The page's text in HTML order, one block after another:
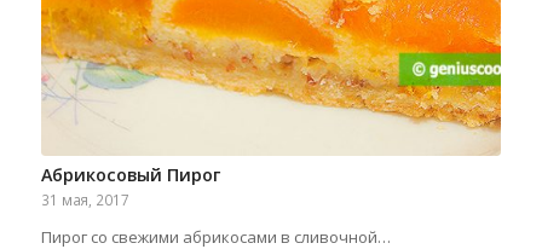
Абрикосовый Пирог
31 мая, 2017
Пирог со свежими абрикосами в сливочной…